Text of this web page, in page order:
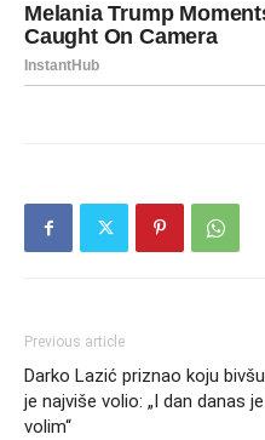
Previous article
Darko Lazić priznao koju bivšu
je najviše volio: „I dan danas je
volim“